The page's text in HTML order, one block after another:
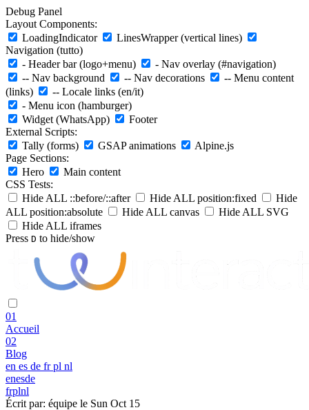
Debug Panel
Layout Components:
LoadingIndicator
LinesWrapper (vertical lines)
Navigation (tutto)
- Header bar (logo+menu)
- Nav overlay (#navigation)
-- Nav background
-- Nav decorations
-- Menu content
(links)
-- Locale links (en/it)
- Menu icon (hamburger)
Widget (WhatsApp)
Footer
External Scripts:
Tally (forms)
GSAP animations
Alpine.js
Page Sections:
Hero
Main content
CSS Tests:
Hide ALL ::before/::after
Hide ALL position:fixed
Hide
ALL position:absolute
Hide ALL canvas
Hide ALL SVG
Hide ALL iframes
Press D to hide/show
01
Accueil
02
Blog
en es de fr pl nl
enesde
frplnl
Écrit par: équipe le Sun Oct 15